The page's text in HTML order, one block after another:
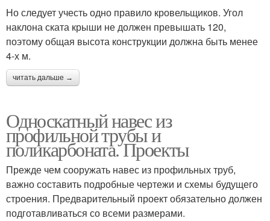
Но следует учесть одно правило кровельщиков. Угол
наклона ската крыши не должен превышать 120,
поэтому общая высота конструкции должна быть менее
4-х м.
читать дальше →
Односкатный навес из
профильной трубы и
поликарбоната. Проекты
Прежде чем сооружать навес из профильных труб,
важно составить подробные чертежи и схемы будущего
строения. Предварительный проект обязательно должен
подготавливаться со всеми размерами.